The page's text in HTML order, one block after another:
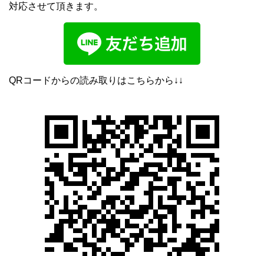
対応させて頂きます。
QRコードからの読み取りはこちらから↓↓